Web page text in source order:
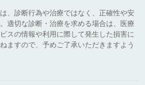
、診断行為や治療ではなく、正確性や安
適切な診断・治療を求める場合は、医療
スの情報や利用に際して発生した損害に
ますので、予めご了承いただきますよう